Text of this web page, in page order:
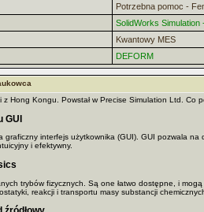
Potrzebna pomoc -
SolidWorks
Kwantowy MES
DEFORM
z Hong Kongu. Powstał w Precise Simulation Ltd. Co
GUI
graficzny interfejs użytkownika (GUI). GUI pozwala
i efektywny.
trybów fizycznych. Są one łatwo dostępne, i
reakcji i transportu masy substancji